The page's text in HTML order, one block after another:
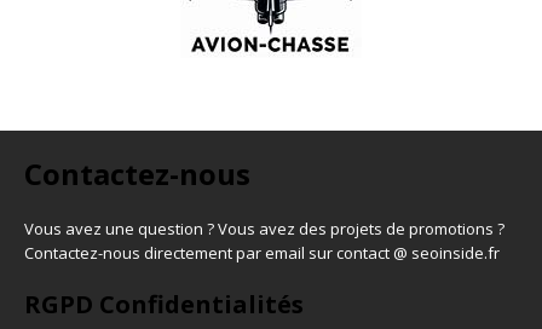
Contactez-nous
Vous avez une question ? Vous avez des projets de promotions ?
Contactez-nous directement par email sur contact @ seoinside.fr
RGPD Confidentialités